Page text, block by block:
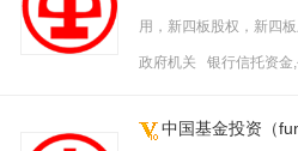
用，新四板股权，新四
政府机关 银行信托资金
中国基金投资（